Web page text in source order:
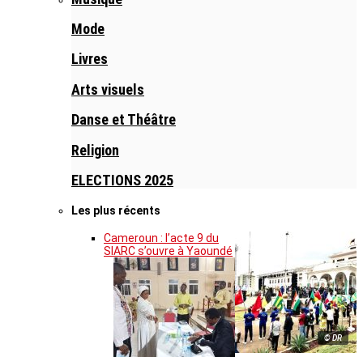
Mode
Livres
Arts visuels
Danse et Théâtre
Religion
ELECTIONS 2025
Les plus récents
© DR
Cameroun : l’acte 9 du
SIARC s’ouvre à Yaoundé